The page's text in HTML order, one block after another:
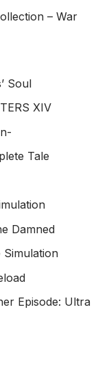
– War
Soul
XIV
Tale
Damned
Simulation
Episode: Ultra